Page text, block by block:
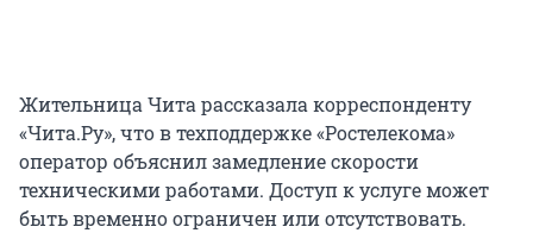
Жительница Чита рассказала корреспонденту
«Чита.Ру», что в техподдержке «Ростелекома»
оператор объяснил замедление скорости
техническими работами. Доступ к услуге может
быть временно ограничен или отсутствовать.